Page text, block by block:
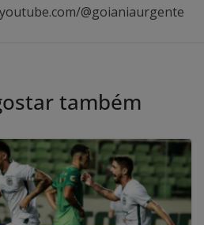
@goianiaurgente
também